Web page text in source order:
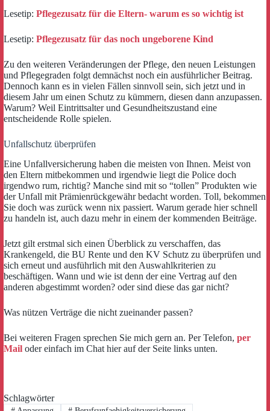
Lesetip: Pflegezusatz für die Eltern- warum es so wichtig ist
Lesetip: Pflegezusatz für das noch ungeborene Kind
Zu den weiteren Veränderungen der Pflege, den neuen Leistungen
und Pflegegraden folgt demnächst noch ein ausführlicher Beitrag.
Dennoch kann es in vielen Fällen sinnvoll sein, sich jetzt und in
diesem Jahr um einen Schutz zu kümmern, diesen dann anzupassen.
Warum? Weil Eintrittsalter und Gesundheitszustand eine
entscheidende Rolle spielen.
Unfallschutz überprüfen
Eine Unfallversicherung haben die meisten von Ihnen. Meist von
den Eltern mitbekommen und irgendwie liegt die Police doch
irgendwo rum, richtig? Manche sind mit so “tollen” Produkten wie
der Unfall mit Prämienrückgewähr bedacht worden. Toll, bekommen
Sie doch was zurück wenn nix passiert. Warum gerade hier schnell
zu handeln ist, auch dazu mehr in einem der kommenden Beiträge.
Jetzt gilt erstmal sich einen Überblick zu verschaffen, das
Krankengeld, die BU Rente und den KV Schutz zu überprüfen und
sich erneut und ausführlich mit den Auswahlkriterien zu
beschäftigen. Wann und wie ist denn der eine Vertrag auf den
anderen abgestimmt worden? oder sind diese das gar nicht?
Was nützen Verträge die nicht zueinander passen?
Bei weiteren Fragen sprechen Sie mich gern an. Per Telefon, per
Mail oder einfach im Chat hier auf der Seite links unten.
Schlagwörter